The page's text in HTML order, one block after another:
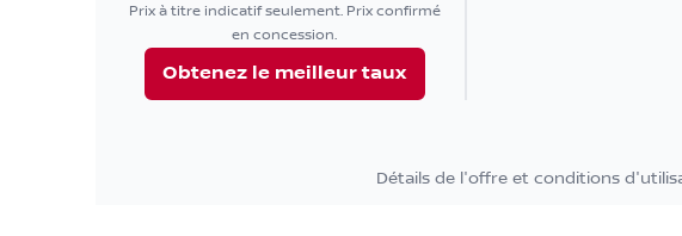
Prix à titre indicatif seulement. Prix confirmé
en concession.
Obtenez le meilleur taux
Détails de l'offre et conditions